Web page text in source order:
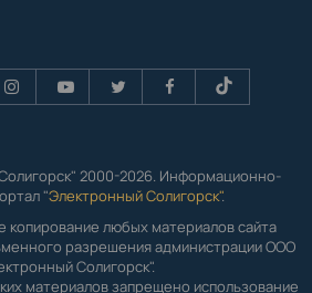
2000-2026. Информационно-
"Электронный Солигорск".
копирование любых материалов сайта
разрешения администрации ООО
Солигорск".
материалов запрещено использование